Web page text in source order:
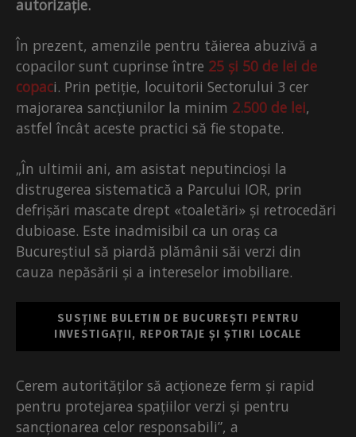
autorizație.
În prezent, amenzile pentru tăierea abuzivă a
copacilor sunt cuprinse între 25 și 50 de lei de
copaci. Prin petiție, locuitorii Sectorului 3 cer
majorarea sancțiunilor la minim 2.500 de lei,
astfel încât aceste practici să fie stopate.
„În ultimii ani, am asistat neputincioși la
distrugerea sistematică a Parcului IOR, prin
defrișări mascate drept «toaletări» și retrocedări
dubioase. Este inadmisibil ca un oraș ca
Bucureștiul să piardă plămânii săi verzi din
cauza nepăsării și a intereselor imobiliare.
SUSȚINE BULETIN DE BUCUREȘTI PENTRU
INVESTIGAȚII, REPORTAJE ȘI ȘTIRI LOCALE
Cerem autorităților să acționeze ferm și rapid
pentru protejarea spațiilor verzi și pentru
sancționarea celor responsabili”, a